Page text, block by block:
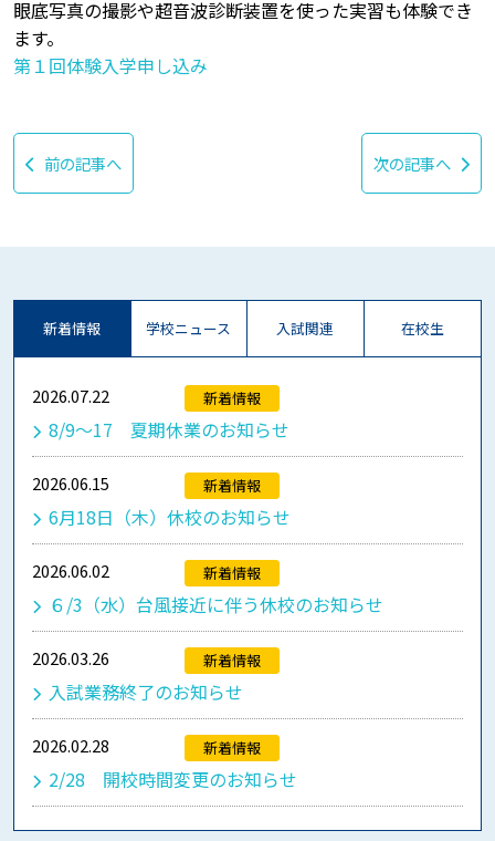
眼底写真の撮影や超音波診断装置を使った実習も体験でき
ます。
第１回体験入学申し込み
前の記事へ 次の記事へ
新着情報 学校ニュース 入試関連 在校生
2026.07.22 新着情報
8/9～17 夏期休業のお知らせ
2026.06.15 新着情報
6月18日（木）休校のお知らせ
2026.06.02 新着情報
６/3（水）台風接近に伴う休校のお知らせ
2026.03.26 新着情報
入試業務終了のお知らせ
2026.02.28 新着情報
2/28 開校時間変更のお知らせ